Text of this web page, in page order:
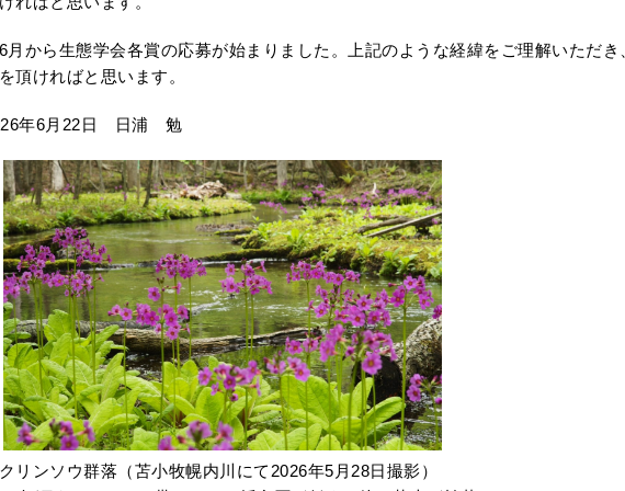
から生態学会各賞の応募が始まりました。上記のような経緯をご理解いただき
頂ければと思います。
年6月22日 日浦 勉
リンソウ群落（苫小牧幌内川にて2026年5月28日撮影）